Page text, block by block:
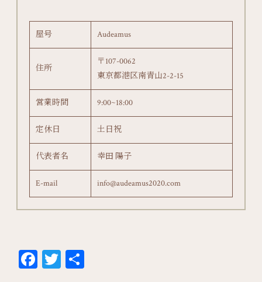
屋号 Audeamus
住所
〒107-0062
東京都港区南青山2-2-15
営業時間 9:00~18:00
定休日 土日祝
代表者名 幸田 陽子
E-mail info@audeamus2020.com
Fa T